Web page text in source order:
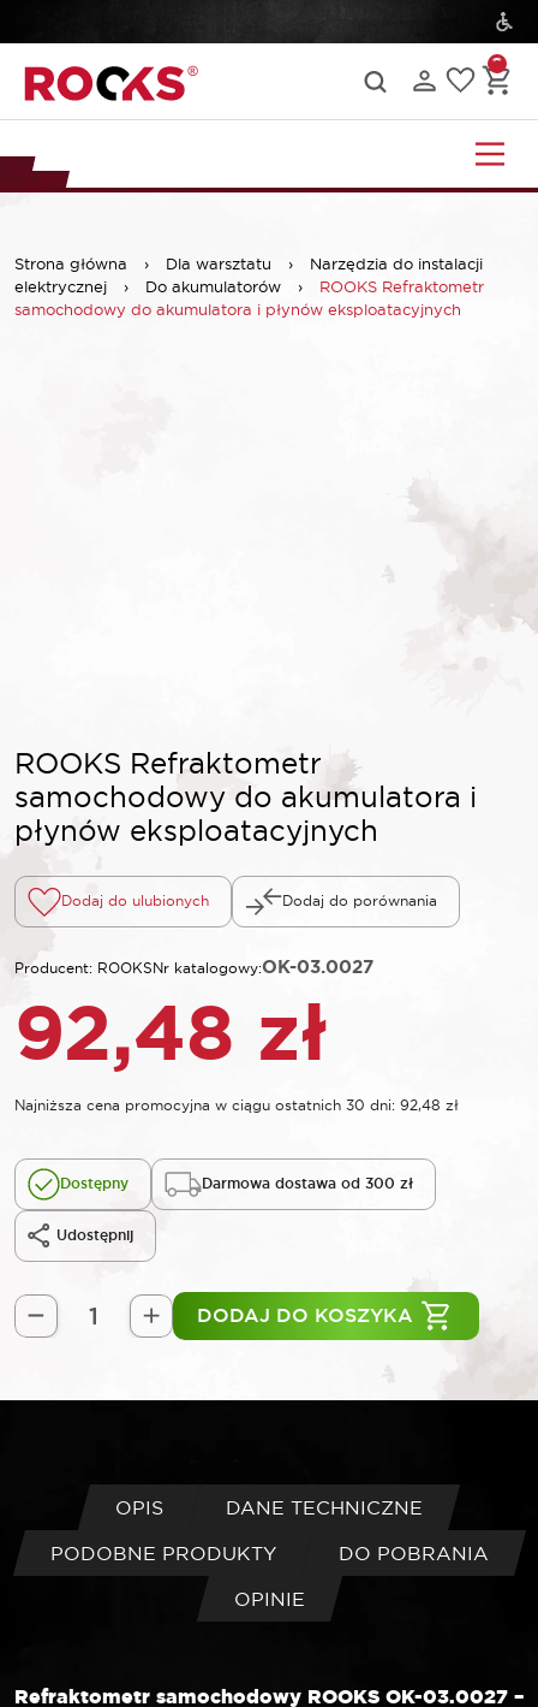
Strona główna › Dla warsztatu ›
Narzędzia do instalacji
elektrycznej
› Do akumulatorów ›
ROOKS Refraktometr
samochodowy do akumulatora i płynów eksploatacyjnych
ROOKS Refraktometr
samochodowy do akumulatora i
płynów eksploatacyjnych
Dodaj do ulubionych Dodaj do porównania
Producent: ROOKSNr katalogowy:OK-03.0027
92,48 zł
Najniższa cena promocyjna w ciągu ostatnich 30 dni: 92,48 zł
Dostępny Darmowa dostawa od 300 zł
Udostępnij
ilość
eksploatacyjnych
DODAJ DO KOSZYKA
OPIS
DANE TECHNICZNE
PODOBNE PRODUKTY
DO POBRANIA
OPINIE
Refraktometr samochodowy ROOKS OK-03.0027 –